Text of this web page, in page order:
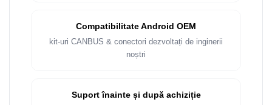
Rame adaptoare Dacia
Rame adaptoare BMW
Compatibilitate Android OEM
kit-uri CANBUS & conectori dezvoltați de inginerii
noștri
Suport înainte și după achiziție